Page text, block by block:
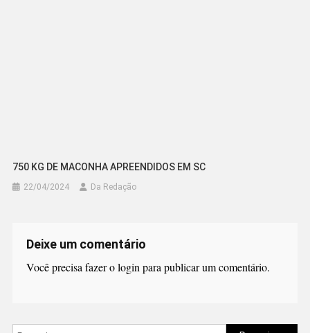
750 KG DE MACONHA APREENDIDOS EM SC
22/04/2024 Da Redação
Deixe um comentário
Você precisa fazer ologin para publicar um comentário.